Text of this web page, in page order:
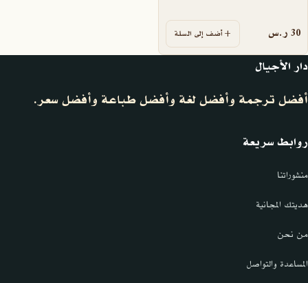
30 ر.س أضف إلى السلة
دار الأجيال
أفضل ترجمة وأفضل لغة وأفضل طباعة وأفضل سعر.
روابط سريعة
منشوراتنا
هديتك المجانية
من نحن
المساعدة والتواصل